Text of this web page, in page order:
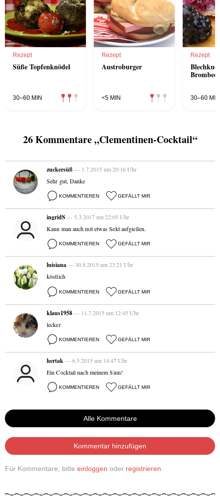
Rezept
Süße Topfenknödel
30–60 MIN
Rezept
Austroburger
<5 MIN
Rezept
30–60 MIN
26 Kommentare „Clementinen-Cocktail“
zuckersüß— 1.7.2015 um 20:16 Uhr
Sehr gut, Danke
KOMMENTIEREN GEFÄLLT MIR
ingridS— 5.3.2017 um 22:05 Uhr
Kann man auch mit etwas Sekt aufgießen.
KOMMENTIEREN GEFÄLLT MIR
luisiana— 30.8.2015 um 23:21 Uhr
köstlich
KOMMENTIEREN GEFÄLLT MIR
klaus1958— 11.7.2015 um 12:45 Uhr
lecker
KOMMENTIEREN GEFÄLLT MIR
hertak— 6.5.2015 um 14:47 Uhr
Ein Cocktail nach meinem Sinn!
KOMMENTIEREN GEFÄLLT MIR
Alle Kommentare
Kommentar hinzufügen
Für Kommentare, bitte einloggen oder registrieren